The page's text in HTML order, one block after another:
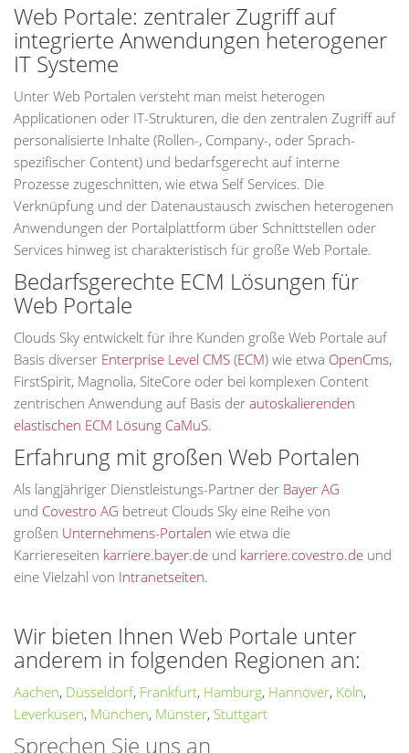
Web Portale: zentraler Zugriff auf
integrierte Anwendungen heterogener
IT Systeme
Unter Web Portalen versteht man meist heterogen
Applicationen oder IT-Strukturen, die den zentralen Zugriff auf
personalisierte Inhalte (Rollen-, Company-, oder Sprach-
spezifischer Content) und bedarfsgerecht auf interne
Prozesse zugeschnitten, wie etwa Self Services. Die
Verknüpfung und der Datenaustausch zwischen heterogenen
Anwendungen der Portalplattform über Schnittstellen oder
Services hinweg ist charakteristisch für große Web Portale.
Bedarfsgerechte ECM Lösungen für
Web Portale
Clouds Sky entwickelt für ihre Kunden große Web Portale auf
Basis diverser Enterprise Level CMS (ECM) wie etwa OpenCms,
FirstSpirit, Magnolia, SiteCore oder bei komplexen Content
zentrischen Anwendung auf Basis der autoskalierenden
elastischen ECM Lösung CaMuS.
Erfahrung mit großen Web Portalen
Als langjähriger Dienstleistungs-Partner der Bayer AG
und Covestro AG betreut Clouds Sky eine Reihe von
großen Unternehmens-Portalen wie etwa die
Karriereseiten karriere.bayer.de und karriere.covestro.de und
eine Vielzahl von Intranetseiten.
Wir bieten Ihnen Web Portale unter
anderem in folgenden Regionen an:
Aachen, Düsseldorf, Frankfurt, Hamburg, Hannover, Köln,
Leverkusen, München, Münster, Stuttgart
Sprechen Sie uns an